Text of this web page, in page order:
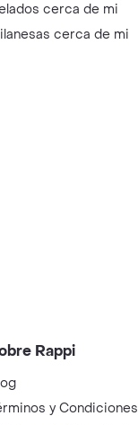
cerca de mi
cerca de mi
Rappi
y Condiciones